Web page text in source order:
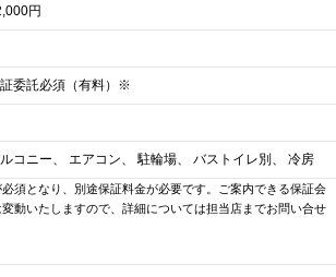
円
委託必須（有料）※
コニー、 エアコン、 駐輪場、 バストイレ別、 冷房
須となり、別途保証料金が必要です。ご案内できる保証会
動いたしますので、詳細については担当店までお問い合せ